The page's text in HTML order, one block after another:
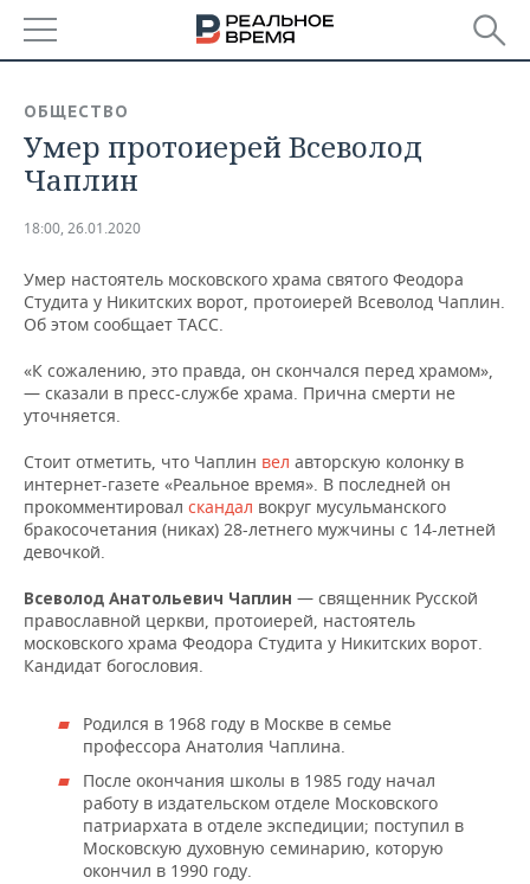
БАШКОРТОСТАН
ТАТАРСТАН
НОВОСТИ
АНАЛИТИКА
ДЕКЛАРАЦИИ О ДОХОДАХ
ВУЗЫ ТАТАРСТАНА
КОМУ ПРИНАДЛЕЖАТ
ТОРГОВЫЕ ЦЕНТРЫ
ТАТАРСТАНА
НОВОСТИ ЭКОНОМИКИ
БАНКИ
БЮДЖЕТ
ИНВЕСТИЦИИ
ПРОМЫШЛЕННОСТЬ
ПРОМЫШЛЕННОСТИ
АГРОПРОМ
МАШИНОСТРОЕНИЕ
НЕФТЕХИМИЯ
НЕФТЬ
ОПК
НОВОСТИ НЕДВИЖИМОСТИ
АВТО
НОВОСТИ АВТО
БИЗНЕС
НОВОСТИ БИЗНЕСА
ТРАНСПОРТ
ТЕХНОЛОГИИ
IT
ТЕЛЕКОММУНИКАЦИИ
НОВОСТИ МЕРОПРИЯТИЙ
БИЗНЕС-БРАНЧИ
ONLINE-КОНФЕРЕНЦИИ
ОТКРЫТАЯ ЛЕКЦИЯ
СПОРТ
ФУТБОЛ
ХОККЕЙ
БАСКЕТБОЛ
НОВОСТИ ОБЩЕСТВА
ВЛАСТЬ
ИНФРАСТРУКТУРА
ФОТОГАЛЕРЕЯ
СЮЖЕТЫ
СПРАВОЧНИК
ОБЩЕСТВО
Умер протоиерей Всеволод
Чаплин
18:00, 26.01.2020
Умер настоятель московского храма святого Феодора
Студита у Никитских ворот, протоиерей Всеволод Чаплин.
Об этом сообщает ТАСС.
«К сожалению, это правда, он скончался перед храмом»,
— сказали в пресс-службе храма. Прична смерти не
уточняется.
Стоит отметить, что Чаплин вел авторскую колонку в
интернет-газете «Реальное время». В последней он
прокомментировал скандал вокруг мусульманского
бракосочетания (никах) 28-летнего мужчины с 14-летней
девочкой.
Всеволод Анатольевич Чаплин — священник Русской
православной церкви, протоиерей, настоятель
московского храма Феодора Студита у Никитских ворот.
Кандидат богословия.
Родился в 1968 году в Москве в семье
профессора Анатолия Чаплина.
После окончания школы в 1985 году начал
работу в издательском отделе Московского
патриархата в отделе экспедиции; поступил в
Московскую духовную семинарию, которую
окончил в 1990 году.